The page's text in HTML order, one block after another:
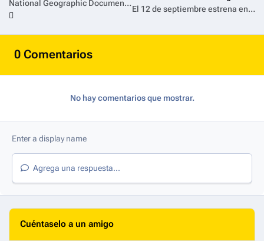
National Geographic Documentary Films presenta el tráiler de Perdidos en el Amazonas
El 12 de septiembre estrena en Disney+ la nueva serie de comedia negra Los Mufas: Suerte para la Desgracia
0 Comentarios
No hay comentarios que mostrar.
Agrega una respuesta...
Cuéntaselo a un amigo